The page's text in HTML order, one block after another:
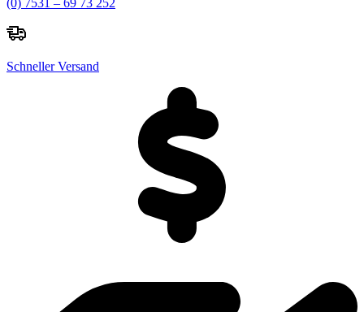
(0) 7531 – 69 73 252
Schneller Versand